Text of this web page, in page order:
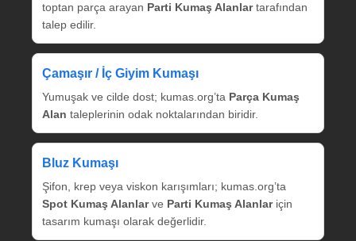
toptan parça arayan Parti Kumaş Alanlartarafından
talep edilir.
Çamaşır / İç Giyim Kumaşı
Yumuşak ve cilde dost; kumas.org’ta Parça Kumaş
Alan taleplerinin odak noktalarından biridir.
Bluz Kumaşı
Şifon, krep veya viskon karışımları; kumas.org’ta
Spot Kumaş Alanlarve Parti Kumaş Alanlariçin
tasarım kumaşı olarak değerlidir.